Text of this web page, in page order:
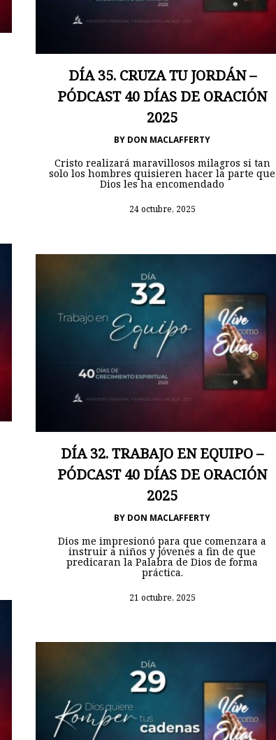
DÍA 35. CRUZA TU JORDÁN –
PÓDCAST 40 DÍAS DE ORACIÓN
2025
BY DON MACLAFFERTY
Cristo realizará maravillosos milagros si tan
solo los hombres quisieren hacer la parte que
Dios les ha encomendado
24 octubre, 2025
DÍA 32. TRABAJO EN EQUIPO –
PÓDCAST 40 DÍAS DE ORACIÓN
2025
BY DON MACLAFFERTY
Dios me impresionó para que comenzara a
instruir a niños y jóvenes a fin de que
predicaran la Palabra de Dios de forma
práctica.
21 octubre, 2025